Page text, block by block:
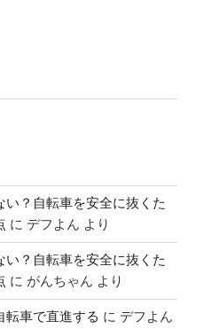
？自転車を安全に抜くた
に デフよん より
？自転車を安全に抜くた
に がんちゃん より
転車で直進する に デフよん